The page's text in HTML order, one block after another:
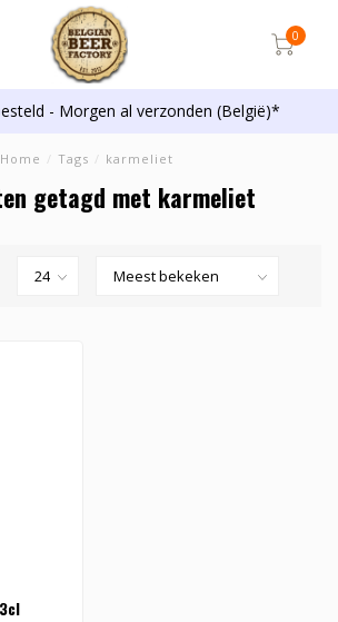
0
- Morgen al verzonden (België)*
Home / Tags / karmeliet
getagd met karmeliet